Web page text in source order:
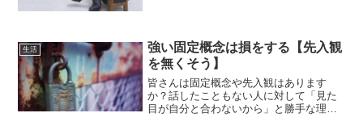
に生きられる様になります
生活
強い固定概念は損をする【先入観
を無くそう】
皆さんは固定概念や先入観はあります
か？話したこともない人に対して「見た
目が自分と合わないから」と勝手な理由